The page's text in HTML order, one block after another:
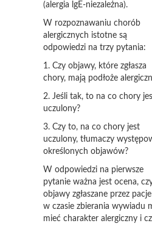
(alergia lgE-niezależna).
W rozpoznawaniu chorób
alergicznych istotne są
odpowiedzi na trzy pytania:
1. Czy objawy, które zgłasza
chory, mają podłoże
2. Jeśli tak, to na co chory
uczulony?
3. Czy to, na co chory jest
uczulony, tłumaczy
określonych objawów?
W odpowiedzi na pierwsze
pytanie ważna jest ocena,
objawy zgłaszane przez
w czasie zbierania wywiadu
mieć charakter alergiczny i